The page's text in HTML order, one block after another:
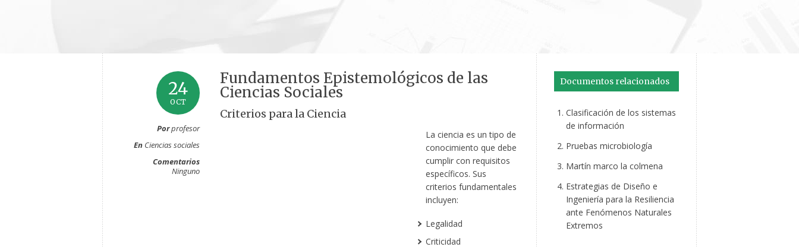
24
OCT
Porprofesor
En Ciencias sociales
Comentarios
Ninguno
Fundamentos Epistemológicos de las
Ciencias Sociales
Criterios para la Ciencia
La ciencia es un tipo de
conocimiento que debe
cumplir con requisitos
específicos. Sus
criterios fundamentales
incluyen:
Legalidad
Criticidad
Documentos relacionados
Clasificación de los sistemas
de información
Pruebas microbiología
Martín marco la colmena
Estrategias de Diseño e
Ingeniería para la Resiliencia
ante Fenómenos Naturales
Extremos